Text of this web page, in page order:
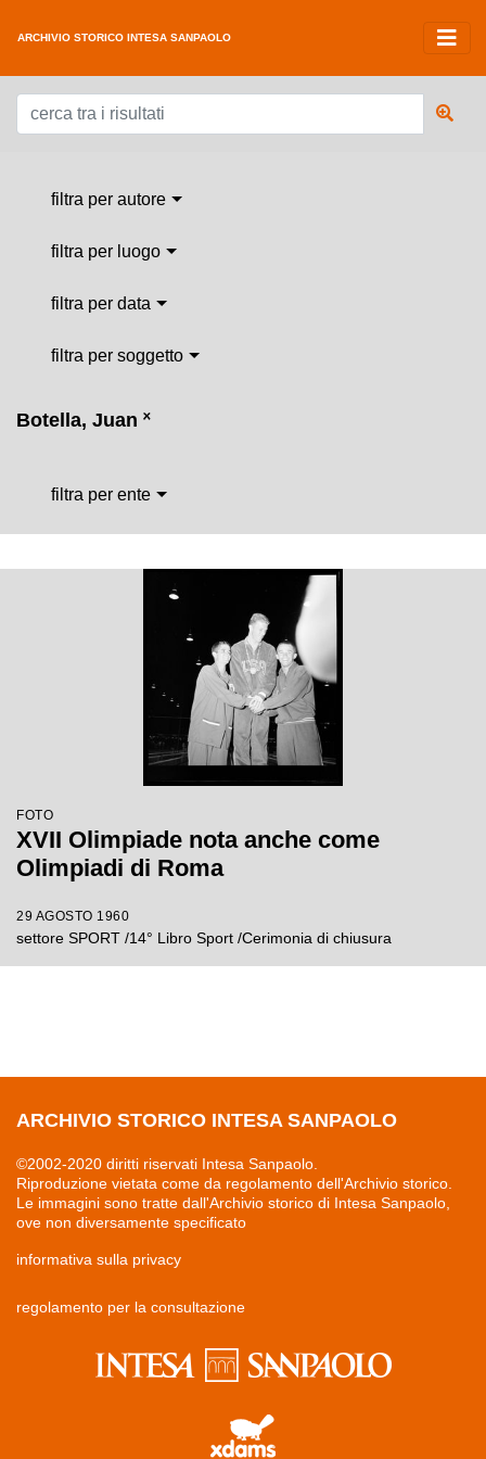
ARCHIVIO STORICO INTESA SANPAOLO
filtra per autore
filtra per luogo
filtra per data
filtra per soggetto
Botella, Juan ˟
filtra per ente
FOTO
XVII Olimpiade nota anche come
Olimpiadi di Roma
29 AGOSTO 1960
settore SPORT /14° Libro Sport /Cerimonia di chiusura
ARCHIVIO STORICO INTESA SANPAOLO
©2002-2020 diritti riservati Intesa Sanpaolo.
Riproduzione vietata come da regolamento dell'Archivio storico.
Le immagini sono tratte dall'Archivio storico di Intesa Sanpaolo,
ove non diversamente specificato
informativa sulla privacy
regolamento per la consultazione